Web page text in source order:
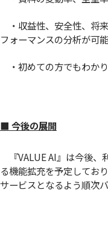
・収益性、安全性、将
フォーマンスの分析が可能
・初めての方でもわか
■ 今後の展開
『VALUE AI』は今後、
る機能拡充を予定してお
サービスとなるよう順次